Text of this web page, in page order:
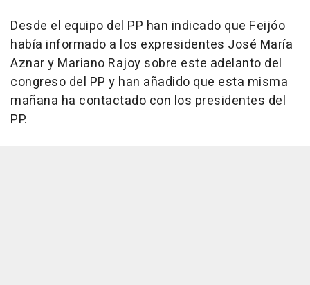
Desde el equipo del PP han indicado que Feijóo
había informado a los expresidentes José María
Aznar y Mariano Rajoy sobre este adelanto del
congreso del PP y han añadido que esta misma
mañana ha contactado con los presidentes del
PP.